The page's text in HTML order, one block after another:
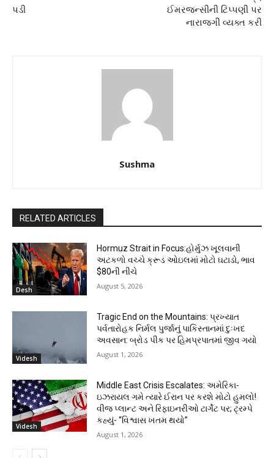
પડી
ઈમરજન્સીની ટિપ્પણી પર
નારાજગી વ્યક્ત કરી
Sushma
RELATED ARTICLES
Desh
Hormuz Strait in Focus:હોર્મુઝ ખૂલવાની
અટકળો વચ્ચે ક્રૂડ ઓઇલમાં મોટો ઘટાડો, ભાવ
$80ની નીચે
August 5, 2026
Videsh
Tragic End on the Mountains: પ્રખ્યાત
પર્વતારોહક નિર્મલ પુર્જાનું પાકિસ્તાનમાં દુઃખદ
અવસાન: બ્રોડ પીક પર હિમપ્રપાતમાં જીવ ગયો
August 1, 2026
Videsh
Middle East Crisis Escalates: અમેરિકા-
ઇઝરાયલ ગમે ત્યારે ઈરાન પર કરશે મોટો હુમલો!
વીજ પ્લાન્ટ અને રિફાઇનરીઓ ટાર્ગેટ પર; ટ્રમ્પે
કહ્યું- “વિશ્વાસ ખતમ થયો”
August 1, 2026